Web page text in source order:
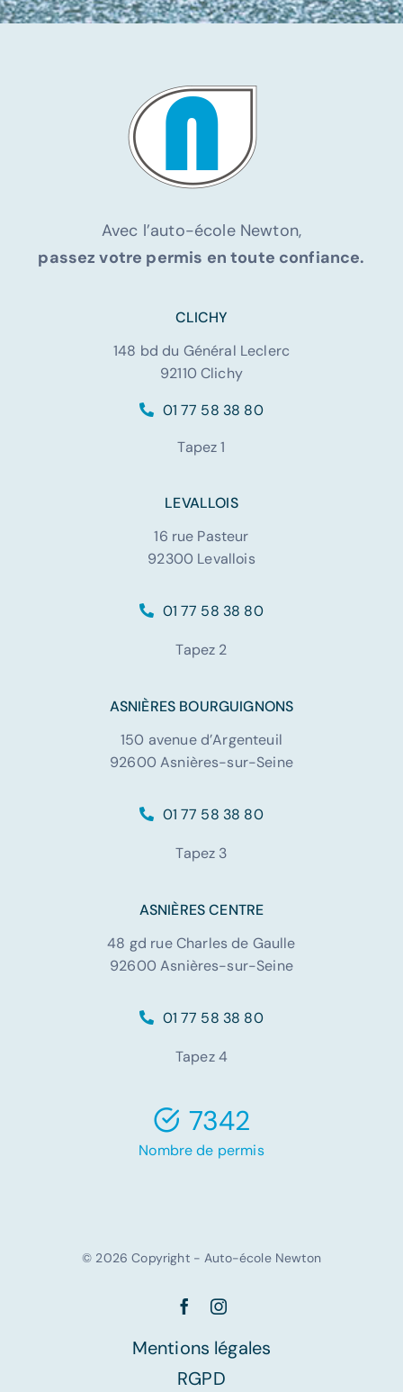
Avec l’auto-école Newton,
passez votre permis en toute confiance.
CLICHY
148 bd du Général Leclerc
92110 Clichy
01 77 58 38 80
Tapez 1
LEVALLOIS
16 rue Pasteur
92300 Levallois
01 77 58 38 80
Tapez 2
ASNIÈRES BOURGUIGNONS
150 avenue d’Argenteuil
92600 Asnières-sur-Seine
01 77 58 38 80
Tapez 3
ASNIÈRES CENTRE
48 gd rue Charles de Gaulle
92600 Asnières-sur-Seine
01 77 58 38 80
Tapez 4
7342
Nombre de permis
© 2026 Copyright - Auto-école Newton
Mentions légales
RGPD